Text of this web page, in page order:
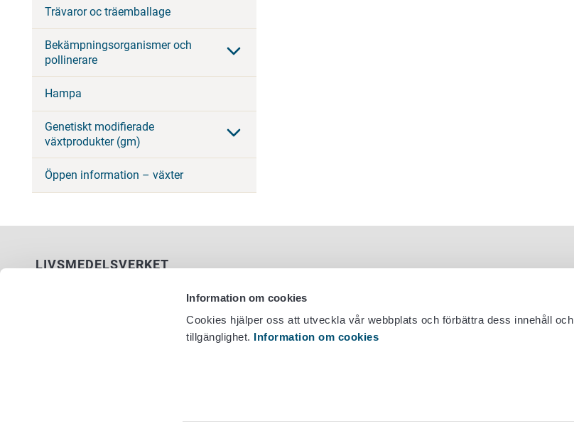
Information om cookies
Cookies hjälper oss att utveckla vår webbplats och förbättra dess innehåll och
tillgänglighet. Information om cookies
Trävaror oc träemballage
Bekämpningsorganismer och
pollinerare
Hampa
Genetiskt modifierade
växtprodukter (gm)
Öppen information – växter
LIVSMEDELSVERKET
Information om webbplatsen